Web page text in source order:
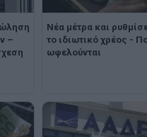
–
Νέα μέτρα και
το ιδιωτικό χρέος -
ωφελούνται